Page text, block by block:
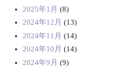
2025年1月 (8)
2024年12月 (13)
2024年11月 (14)
2024年10月 (14)
2024年9月 (9)